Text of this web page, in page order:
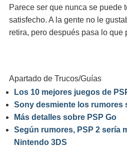
Parece ser que nunca se puede
satisfecho. A la gente no le
retira, pero después pasa lo que
Apartado de Trucos/Guías
Los 10 mejores juegos de
Sony desmiente los rumores
Más detalles sobre PSP Go
Según rumores, PSP 2 sería
Nintendo 3DS